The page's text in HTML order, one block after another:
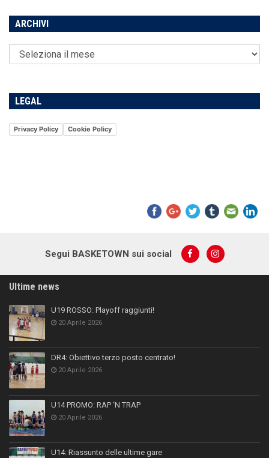
ARCHIVI
LEGAL
Privacy Policy Cookie Policy
Segui BASKETOWN sui social
Ultime news
U19 ROSSO: Playoff raggiunti!
20 Aprile 2026
DR4: Obiettivo terzo posto centrato!
20 Aprile 2026
U14 PROMO: RAP ‘N TRAP
20 Aprile 2026
U14: Riassunto delle ultime gare